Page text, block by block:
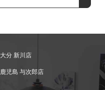
大分 新川店
鹿児島 与次郎店